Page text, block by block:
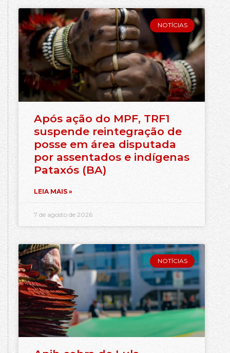
NOTÍCIAS
Após ação do MPF, TRF1
suspende reintegração de
posse em área disputada
por assentados e indígenas
Pataxós (BA)
LEIA MAIS »
7 de agosto de 2026
NOTÍCIAS